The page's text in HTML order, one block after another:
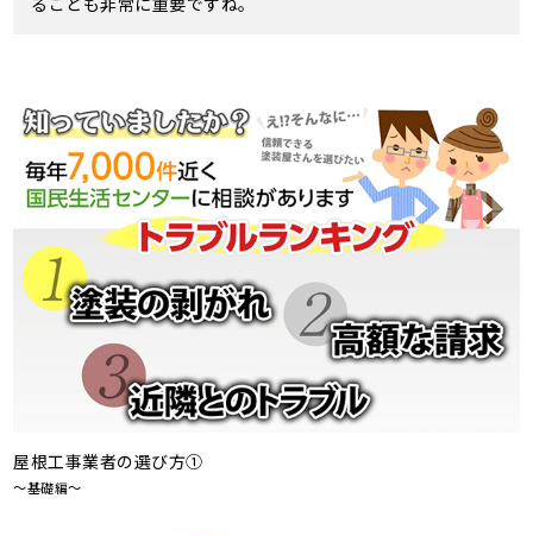
屋根工事業者の選び方①
～基礎編～